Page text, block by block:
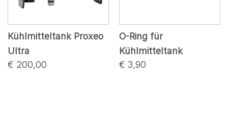
Kühlmitteltank Proxeo
Ultra
€ 200,00
O-Ring für
Kühlmitteltank
€ 3,90